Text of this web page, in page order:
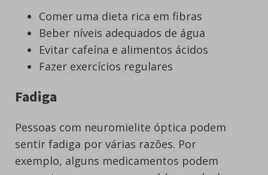
Comer uma dieta rica em fibras
Beber níveis adequados de água
Evitar cafeína e alimentos ácidos
Fazer exercícios regulares
Fadiga
Pessoas com neuromielite óptica podem
sentir fadiga por várias razões. Por
exemplo, alguns medicamentos podem